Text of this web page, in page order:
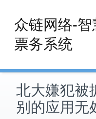
content
众链网络-智
票务系统
北大嫌犯被
别的应用无